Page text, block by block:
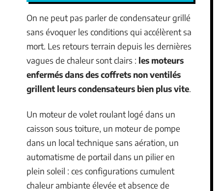
On ne peut pas parler de condensateur grillé
sans évoquer les conditions qui accélèrent sa
mort. Les retours terrain depuis les dernières
vagues de chaleur sont clairs : les moteurs
enfermés dans des coffrets non ventilés
grillent leurs condensateurs bien plus vite.
Un moteur de volet roulant logé dans un
caisson sous toiture, un moteur de pompe
dans un local technique sans aération, un
automatisme de portail dans un pilier en
plein soleil : ces configurations cumulent
chaleur ambiante élevée et absence de